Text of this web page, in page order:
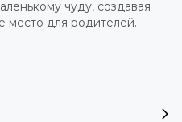
чуду, создавая
место для родителей.